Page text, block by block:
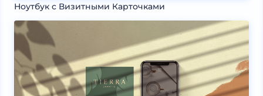
Ноутбук с Визитными Карточками